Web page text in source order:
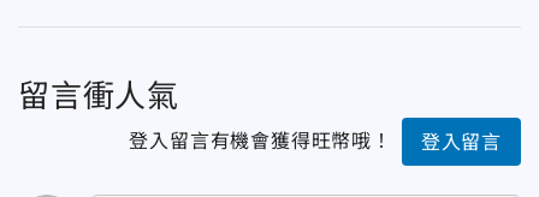
留言衝人氣
登入留言有機會獲得旺幣哦！ 登入留言